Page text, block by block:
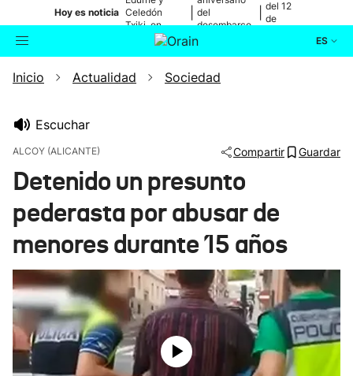
Hoy es noticia Celedón
Txiki, en
directo
del
desembarco
de Elkano
del 12
de
ES
Buscador Actualidad
Ikusmiran
Eguraldia
Inicio Actualidad Sociedad
Escuchar
ALCOY (ALICANTE) Compartir Guardar
Detenido un presunto
pederasta por abusar de
menores durante 15 años